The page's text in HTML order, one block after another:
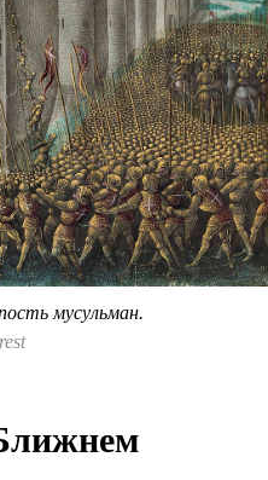
мусульман.